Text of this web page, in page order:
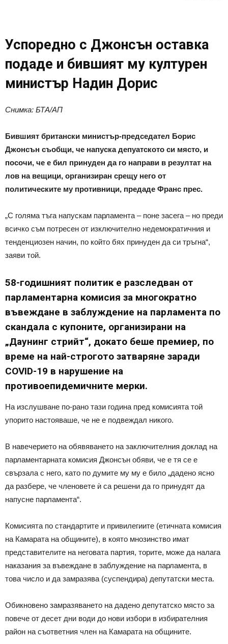
Успоредно с Джонсън оставка
подаде и бившият му културен
министър Надин Дорис
Снимка: БТА/АП
Бившият британски министър-председател Борис
Джонсън съобщи, че напуска депуатското си място, и
посочи, че е бил принуден да го направи в резултат на
лов на вещици, организиран срещу него от
политическите му противници, предаде Франс прес.
„С голяма тъга напускам парламента – поне засега – но преди
всичко съм потресен от изключително недемократичния и
тенденциозен начин, по който бях принуден да си тръгна“,
заяви той.
58-годишният политик е разследван от
парламентарна комисия за многократно
въвеждане в заблуждение на парламента по
скандала с купоните, организирани на
„Даунинг стрийт“, докато беше премиер, по
време на най-строгото затваряне заради
COVID-19 в нарушение на
противоепидемичните мерки.
На изслушване по-рано тази година пред комисията той
упорито настояваше, че не е подвеждал никого.
В навечерието на обявяването на заключителния доклад на
парламентарната комисия Джонсън обяви, че е тя се е
свързала с него, като по думите му му е било „дадено ясно
да разбере, че членовете ѝ са решени да го принудят да
напусне парламента“.
Комисията по стандартите и привилегиите (етичната комисия
на Камарата на общините), в която мнозинство имат
представителите на неговата партия, торите, може да налага
наказания за въвеждане в заблуждение на парламента, в
това число и да замразява (суспендира) депутатски места.
Обикновено замразяването на дадено депутатско място за
повече от десет дни води до нови избори в избирателния
район на съответния член на Камарата на общините.